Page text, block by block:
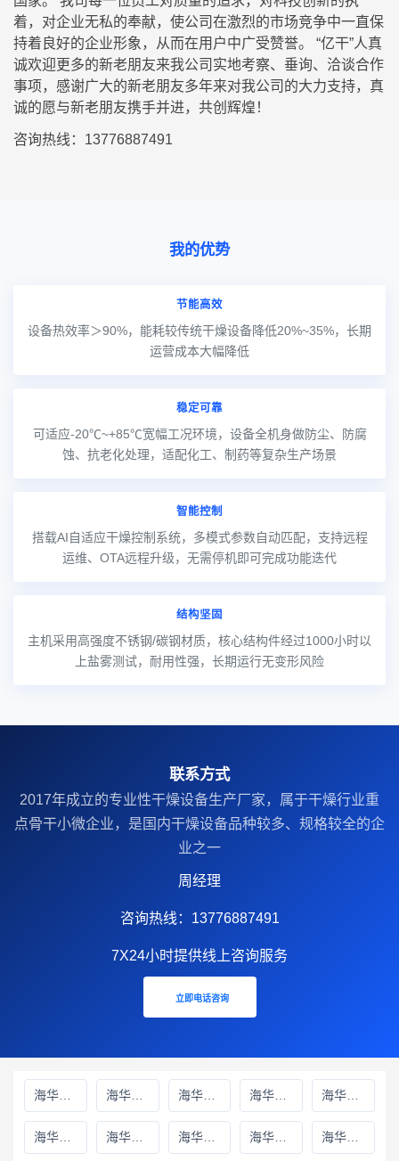
着，对企业无私的奉献，使公司在激烈的市场竞争中一直保
持着良好的企业形象，从而在用户中广受赞誉。 “亿干”人真
诚欢迎更多的新老朋友来我公司实地考察、垂询、洽谈合作
事项，感谢广大的新老朋友多年来对我公司的大力支持，真
诚的愿与新老朋友携手并进，共创辉煌！
咨询热线：13776887491
我的优势
节能高效
设备热效率＞90%，能耗较传统干燥设备降低20%~35%，长期
运营成本大幅降低
稳定可靠
可适应-20℃~+85℃宽幅工况环境，设备全机身做防尘、防腐
蚀、抗老化处理，适配化工、制药等复杂生产场景
智能控制
搭载AI自适应干燥控制系统，多模式参数自动匹配，支持远程
运维、OTA远程升级，无需停机即可完成功能迭代
结构坚固
主机采用高强度不锈钢/碳钢材质，核心结构件经过1000小时以
上盐雾测试，耐用性强，长期运行无变形风险
联系方式
2017年成立的‌专业性干燥设备生产厂家‌，属于干燥行业重
点骨干小微企业，是国内干燥设备品种较多、规格较全的企
业之一
周经理
咨询热线：13776887491
7X24小时提供线上咨询服务
立即电话咨询
海华财务雅安线上分站 海华财务绵阳线上分站 海华财务甘孜藏族自治州线上分站 海华财务巴中线上分站 海华财务阿坝藏族羌族自治州线上分站
海华财务成都线上分站 海华财务遂宁线上分站 海华财务广元线上分站 海华财务广安线上分站 海华财务德阳线上分站